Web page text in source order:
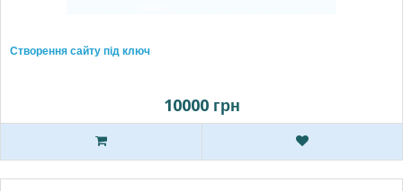
Створення сайту під ключ
10000 грн